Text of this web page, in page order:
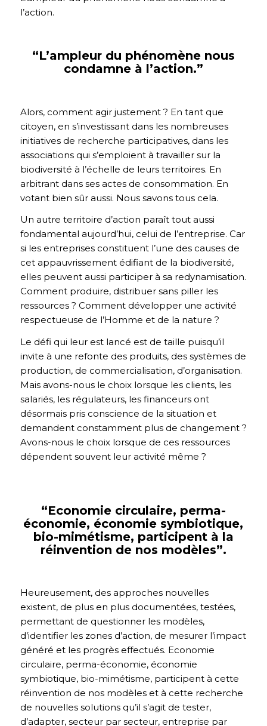
l’action.
“L’ampleur du phénomène nous
condamne à l’action.”
Alors, comment agir justement ? En tant que
citoyen, en s’investissant dans les nombreuses
initiatives de recherche participatives, dans les
associations qui s’emploient à travailler sur la
biodiversité à l’échelle de leurs territoires. En
arbitrant dans ses actes de consommation. En
votant bien sûr aussi. Nous savons tous cela.
Un autre territoire d’action paraît tout aussi
fondamental aujourd’hui, celui de l’entreprise. Car
si les entreprises constituent l’une des causes de
cet appauvrissement édifiant de la biodiversité,
elles peuvent aussi participer à sa redynamisation.
Comment produire, distribuer sans piller les
ressources ? Comment développer une activité
respectueuse de l’Homme et de la nature ?
Le défi qui leur est lancé est de taille puisqu’il
invite à une refonte des produits, des systèmes de
production, de commercialisation, d’organisation.
Mais avons-nous le choix lorsque les clients, les
salariés, les régulateurs, les financeurs ont
désormais pris conscience de la situation et
demandent constamment plus de changement ?
Avons-nous le choix lorsque de ces ressources
dépendent souvent leur activité même ?
“Economie circulaire, perma-
économie, économie symbiotique,
bio-mimétisme, participent à la
réinvention de nos modèles”.
Heureusement, des approches nouvelles
existent, de plus en plus documentées, testées,
permettant de questionner les modèles,
d’identifier les zones d’action, de mesurer l’impact
généré et les progrès effectués. Economie
circulaire, perma-économie, économie
symbiotique, bio-mimétisme, participent à cette
réinvention de nos modèles et à cette recherche
de nouvelles solutions qu’il s’agit de tester,
d’adapter, secteur par secteur, entreprise par